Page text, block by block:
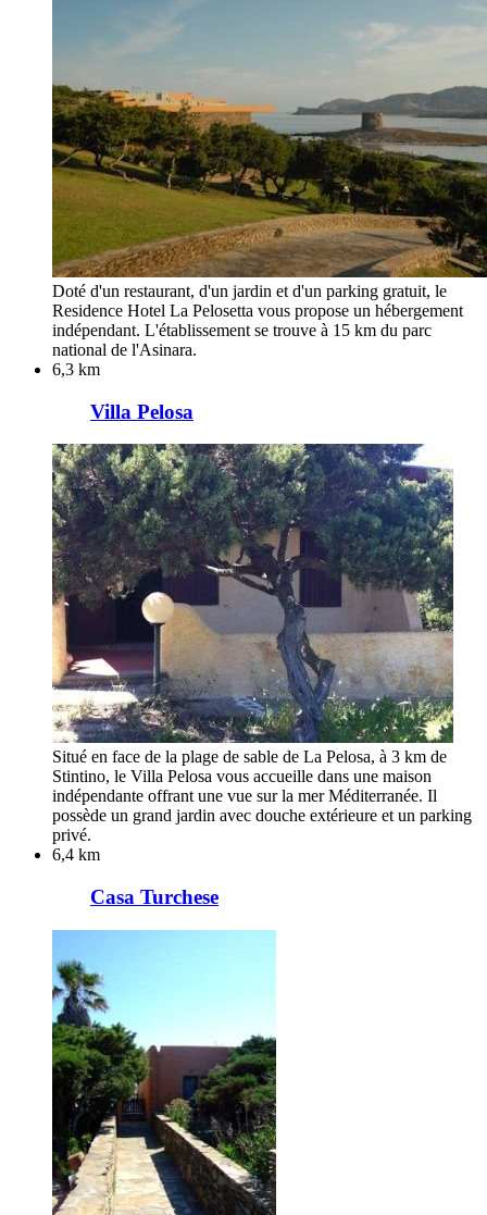
Doté d'un restaurant, d'un jardin et d'un parking gratuit, le
Residence Hotel La Pelosetta vous propose un hébergement
indépendant. L'établissement se trouve à 15 km du parc
national de l'Asinara.
6,3 km
Villa Pelosa
Situé en face de la plage de sable de La Pelosa, à 3 km de
Stintino, le Villa Pelosa vous accueille dans une maison
indépendante offrant une vue sur la mer Méditerranée. Il
possède un grand jardin avec douche extérieure et un parking
privé.
6,4 km
Casa Turchese